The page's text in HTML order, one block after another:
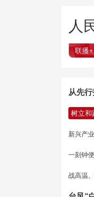
人
联播+
从先
树立和
新兴产
一刻钟
战高温